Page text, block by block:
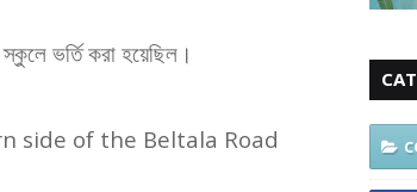
ভর্তি করা হয়েছিল।
side of the Beltala Road